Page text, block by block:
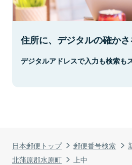
日本郵便トップ 郵便番号検索
北蒲原郡水原町
上中
住所に、デジタルの確かさ
デジタルアドレスで入力も検索も